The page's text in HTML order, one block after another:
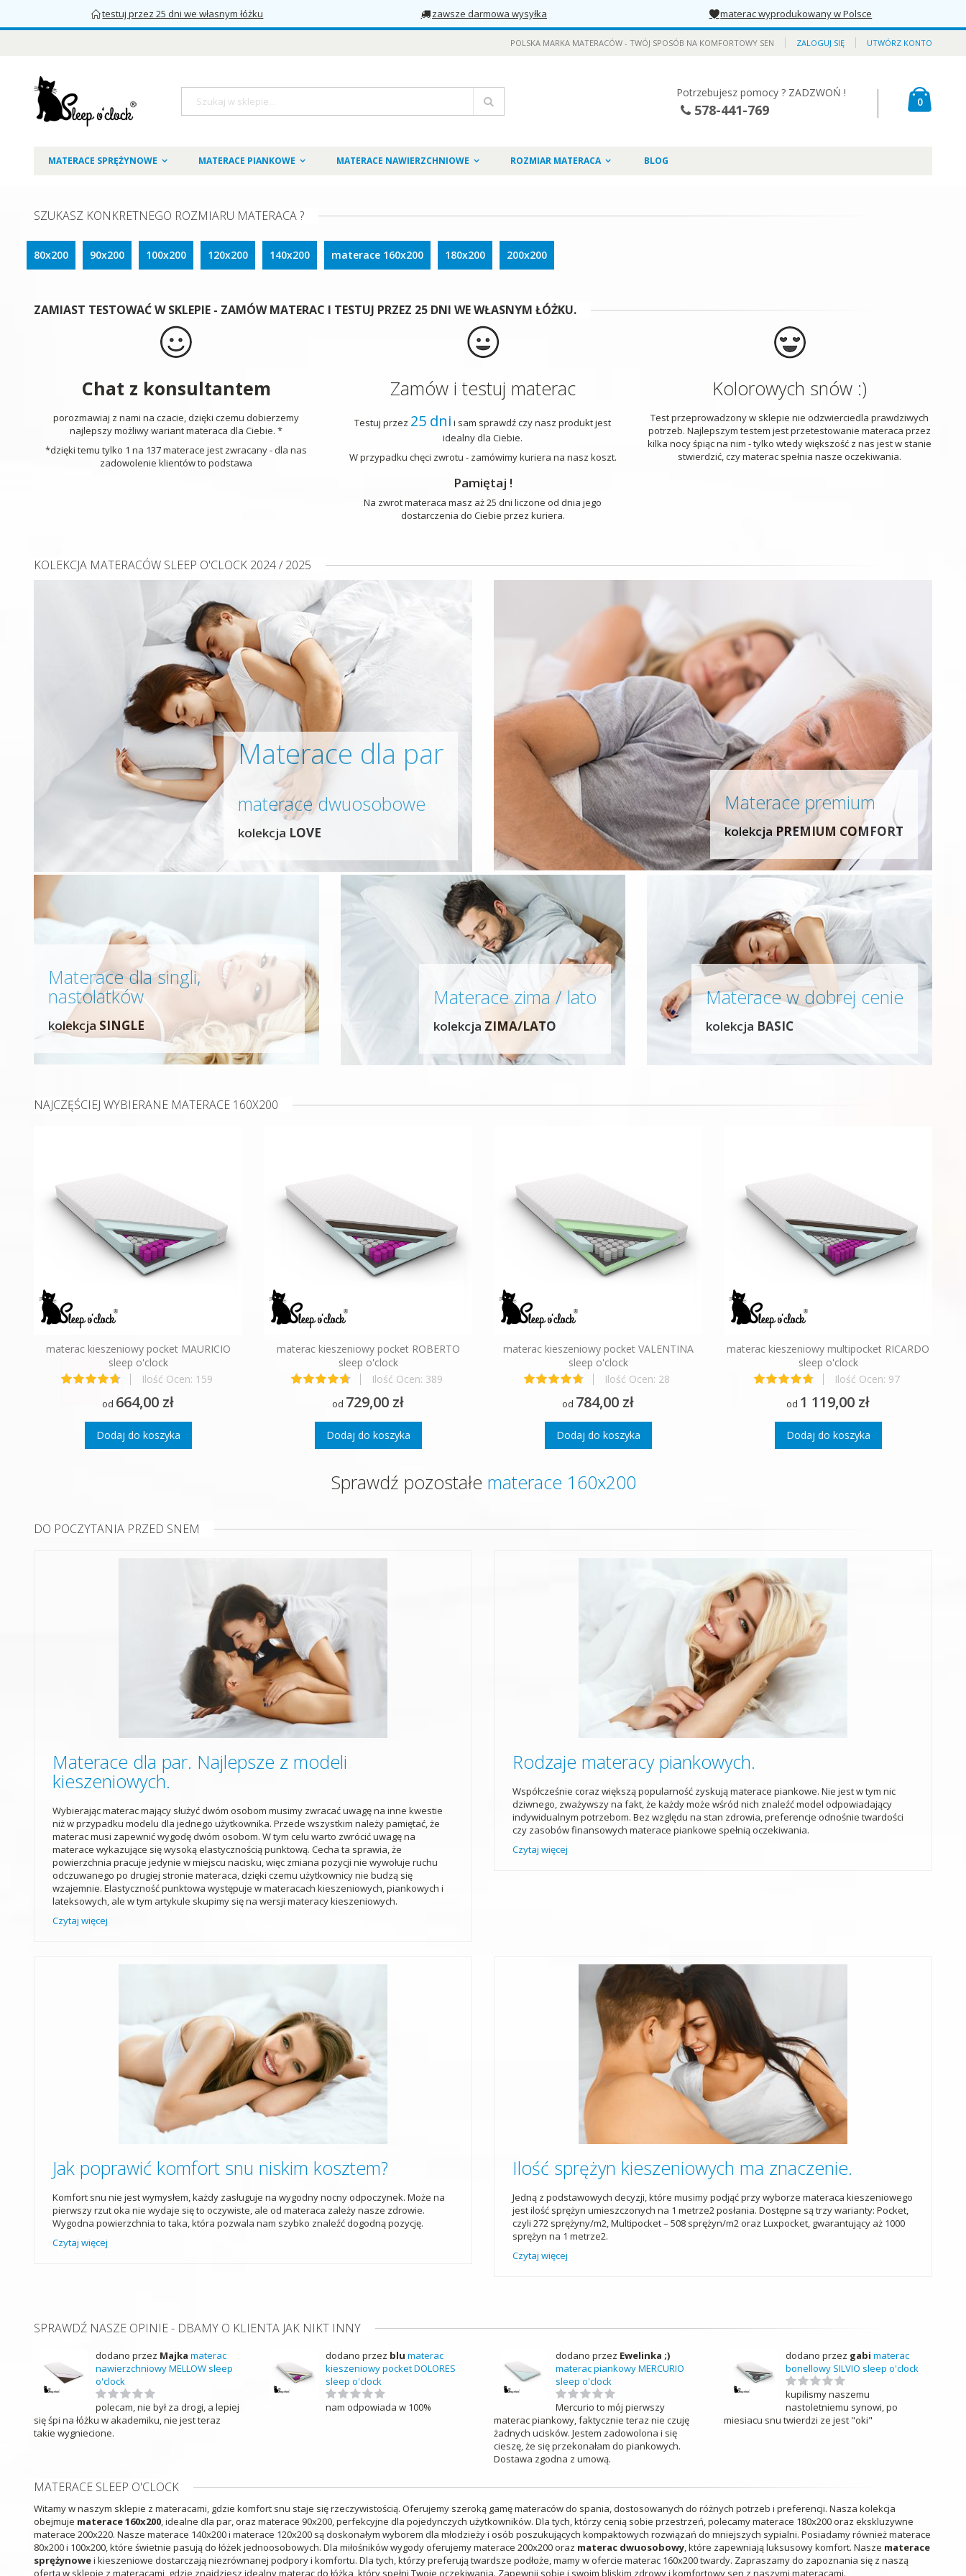
testuj przez 25 dni we własnym łóżku zawsze darmowa wysyłka materac wyprodukowany w Polsce
POLSKA MARKA MATERACÓW - TWÓJ SPOSÓB NA KOMFORTOWY SEN ZALOGUJ SIĘ UTWÓRZ KONTO
0
Szukaj
Potrzebujesz pomocy ? ZADZWOŃ !
578-441-769
MATERACE SPRĘŻYNOWE MATERACE PIANKOWE MATERACE NAWIERZCHNIOWE ROZMIAR MATERACA BLOG
SZUKASZ KONKRETNEGO ROZMIARU MATERACA ?
80x200 90x200 100x200 120x200 140x200 materace 160x200 180x200 200x200
ZAMIAST TESTOWAĆ W SKLEPIE - ZAMÓW MATERAC I TESTUJ PRZEZ 25 DNI WE WŁASNYM ŁÓŻKU.
Chat z konsultantem
porozmawiaj z nami na czacie, dzięki czemu dobierzemy
najlepszy możliwy wariant materaca dla Ciebie. *
*dzięki temu tylko 1 na 137 materace jest zwracany - dla nas
zadowolenie klientów to podstawa
Zamów i testuj materac
Testuj przez 25 dni i sam sprawdź czy nasz produkt jest
idealny dla Ciebie.
W przypadku chęci zwrotu - zamówimy kuriera na nasz koszt.
Pamiętaj !
Na zwrot materaca masz aż 25 dni liczone od dnia jego
dostarczenia do Ciebie przez kuriera.
Kolorowych snów :)
Test przeprowadzony w sklepie nie odzwierciedla prawdziwych
potrzeb. Najlepszym testem jest przetestowanie materaca przez
kilka nocy śpiąc na nim - tylko wtedy większość z nas jest w stanie
stwierdzić, czy materac spełnia nasze oczekiwania.
KOLEKCJA MATERACÓW SLEEP O'CLOCK 2024 / 2025
Materace dla par
materace dwuosobowe
kolekcja LOVE
Materace premium
kolekcja PREMIUM COMFORT
Materace dla singli,
nastolatków
kolekcja SINGLE
Materace zima / lato
kolekcja ZIMA/LATO
Materace w dobrej cenie
kolekcja BASIC
NAJCZĘŚCIEJ WYBIERANE MATERACE 160X200
materac kieszeniowy pocket MAURICIO
sleep o'clock
Ocena:
Ilość Ocen: 159
od 664,00 zł
Dodaj do koszyka
materac kieszeniowy pocket ROBERTO
sleep o'clock
Ocena:
Ilość Ocen: 389
od 729,00 zł
Dodaj do koszyka
materac kieszeniowy pocket VALENTINA
sleep o'clock
Ocena:
Ilość Ocen: 28
od 784,00 zł
Dodaj do koszyka
materac kieszeniowy multipocket RICARDO
sleep o'clock
Ocena:
Ilość Ocen: 97
od 1 119,00 zł
Dodaj do koszyka
Sprawdź pozostałe materace 160x200
DO POCZYTANIA PRZED SNEM
Materace dla par. Najlepsze z modeli
kieszeniowych.
Wybierając materac mający służyć dwóm osobom musimy zwracać uwagę na inne kwestie
niż w przypadku modelu dla jednego użytkownika. Przede wszystkim należy pamiętać, że
materac musi zapewnić wygodę dwóm osobom. W tym celu warto zwrócić uwagę na
materace wykazujące się wysoką elastycznością punktową. Cecha ta sprawia, że
powierzchnia pracuje jedynie w miejscu nacisku, więc zmiana pozycji nie wywołuje ruchu
odczuwanego po drugiej stronie materaca, dzięki czemu użytkownicy nie budzą się
wzajemnie. Elastyczność punktowa występuje w materacach kieszeniowych, piankowych i
lateksowych, ale w tym artykule skupimy się na wersji materacy kieszeniowych.
Czytaj więcej
Rodzaje materacy piankowych.
Współcześnie coraz większą popularność zyskują materace piankowe. Nie jest w tym nic
dziwnego, zważywszy na fakt, że każdy może wśród nich znaleźć model odpowiadający
indywidualnym potrzebom. Bez względu na stan zdrowia, preferencje odnośnie twardości
czy zasobów finansowych materace piankowe spełnią oczekiwania.
Czytaj więcej
Jak poprawić komfort snu niskim kosztem?
Komfort snu nie jest wymysłem, każdy zasługuje na wygodny nocny odpoczynek. Może na
pierwszy rzut oka nie wydaje się to oczywiste, ale od materaca zależy nasze zdrowie.
Wygodna powierzchnia to taka, która pozwala nam szybko znaleźć dogodną pozycję.
Czytaj więcej
Ilość sprężyn kieszeniowych ma znaczenie.
Jedną z podstawowych decyzji, które musimy podjąć przy wyborze materaca kieszeniowego
jest ilość sprężyn umieszczonych na 1 metrze2 posłania. Dostępne są trzy warianty: Pocket,
czyli 272 sprężyny/m2, Multipocket – 508 sprężyn/m2 oraz Luxpocket, gwarantujący aż 1000
sprężyn na 1 metrze2.
Czytaj więcej
SPRAWDŹ NASZE OPINIE - DBAMY O KLIENTA JAK NIKT INNY
dodano przez Majka materac
nawierzchniowy MELLOW sleep
o'clock
polecam, nie był za drogi, a lepiej
się śpi na łóżku w akademiku, nie jest teraz
takie wygniecione.
dodano przez blu materac
kieszeniowy pocket DOLORES
sleep o'clock
nam odpowiada w 100%
dodano przez Ewelinka ;)
materac piankowy MERCURIO
sleep o'clock
Mercurio to mój pierwszy
materac piankowy, faktycznie teraz nie czuję
żadnych ucisków. Jestem zadowolona i się
cieszę, że się przekonałam do piankowych.
Dostawa zgodna z umową.
dodano przez gabi materac
bonellowy SILVIO sleep o'clock
kupilismy naszemu
nastoletniemu synowi, po
miesiacu snu twierdzi ze jest "oki"
MATERACE SLEEP O'CLOCK
Witamy w naszym sklepie z materacami, gdzie komfort snu staje się rzeczywistością. Oferujemy szeroką gamę materaców do spania, dostosowanych do różnych potrzeb i preferencji. Nasza kolekcja
obejmuje materace 160x200 , idealne dla par, oraz materace 90x200, perfekcyjne dla pojedynczych użytkowników. Dla tych, którzy cenią sobie przestrzeń, polecamy materace 180x200 oraz ekskluzywne
materace 200x220. Nasze materace 140x200 i materace 120x200 są doskonałym wyborem dla młodzieży i osób poszukujących kompaktowych rozwiązań do mniejszych sypialni. Posiadamy również materace
80x200 i 100x200, które świetnie pasują do łóżek jednoosobowych. Dla miłośników wygody oferujemy materace 200x200 oraz materac dwuosobowy , które zapewniają luksusowy komfort. Nasze materace
sprężynowei kieszeniowe dostarczają niezrównanej podpory i komfortu. Dla tych, którzy preferują twardsze podłoże, mamy w ofercie materac 160x200 twardy. Zapraszamy do zapoznania się z naszą
ofertą w sklepie z materacami, gdzie znajdziesz idealny materac do łóżka, który spełni Twoje oczekiwania. Zapewnij sobie i swoim bliskim zdrowy i komfortowy sen z naszymi materacami.